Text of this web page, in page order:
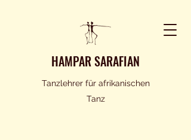
HAMPAR SARAFIAN
Tanzlehrer für afrikanischen
Tanz